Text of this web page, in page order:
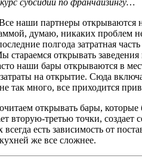
наши партнеры открываются
думаю, никаких проблем
полгода затратная
открывать
наши бары открываются в
на открытие. Сюда
так много, все приходится
открывать бары,
вторую-третью точки,
есть зависимость от
же все сложнее.